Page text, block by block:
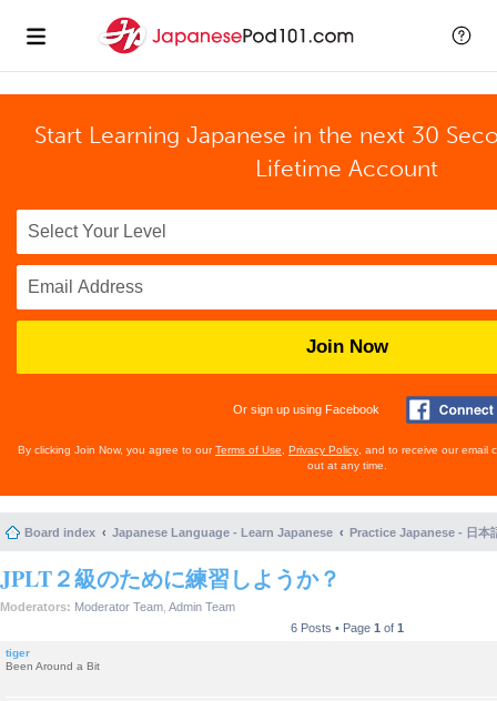
Start Learning Japanese in the next 30
Lifetime Account
Join Now
Or sign up using Facebook
By clicking Join Now, you agree to ourTerms of Use Privacy Policy , and to receive our email
out at any time.
Board index Japanese Language - Learn Japanese Practice Japanese - 日本
JPLT２級のために練習しようか？
Moderators: Moderator Team Admin Team
6 Posts • Page 1 of 1
tiger
Been Around a Bit